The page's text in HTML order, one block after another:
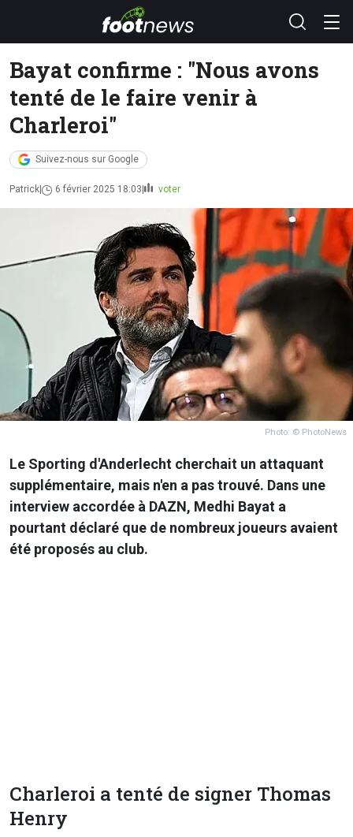
Bayat confirme : "Nous avons
tenté de le faire venir à
Charleroi"
Suivez-nous sur Google
Patrick 6 février 2025 18:03 voter
Photo: © PhotoNews
Le Sporting d'Anderlecht cherchait un attaquant
supplémentaire, mais n'en a pas trouvé. Dans une
interview accordée à DAZN, Medhi Bayat a
pourtant déclaré que de nombreux joueurs avaient
été proposés au club.
Charleroi a tenté de signer Thomas
Henry